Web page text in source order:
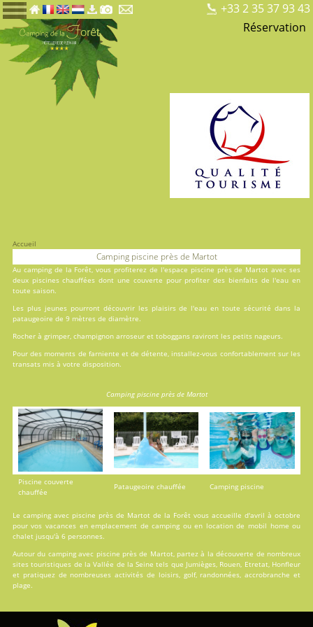
+33 2 35 37 93 43
Réservation
Accueil
Camping piscine près de Martot
Au camping de la Forêt, vous profiterez de l'espace piscine près de Martot avec ses
deux piscineschauffées dont une couverte pour profiter des bienfaits de l'eau en
toute saison.
Les plus jeunes pourront découvrir les plaisirs de l'eau en toute sécurité dans la
pataugeoire de 9 mètres de diamètre.
Rocher à grimper, champignon arroseur et toboggans raviront les petits nageurs.
Pour des moments de farniente et de détente, installez-vous confortablement sur les
transats mis à votre disposition.
Camping piscine près de Martot
Piscine couverte
chauffée
Pataugeoire chauffée Camping piscine
Le camping avec piscine près de Martot de la Forêt vous accueille d'avril à octobre
pour vos vacances enemplacement de camping ou en locationde mobil home ou
chalet jusqu'à 6 personnes.
Autour du camping avec piscine près de Martot, partez à la découverte de nombreux
sites touristiques de la Vallée de la Seine tels que Jumièges, Rouen, Etretat, Honfleur
et pratiquez de nombreuses activités de loisirs, golf, randonnées, accrobranche et
plage.